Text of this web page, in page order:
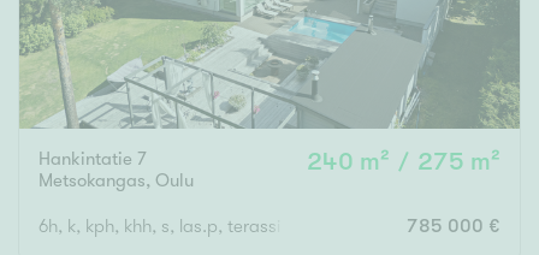
Hankintatie 7
Metsokangas, Oulu
240 m² / 275 m²
6h, k, kph, khh, s, las.p, terassi + autotalli 785 000 €